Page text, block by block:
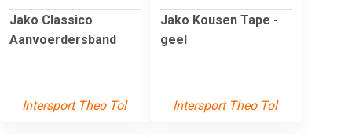
Jako Classico
Aanvoerdersband
Intersport Theo Tol
Jako Kousen Tape -
geel
Intersport Theo Tol